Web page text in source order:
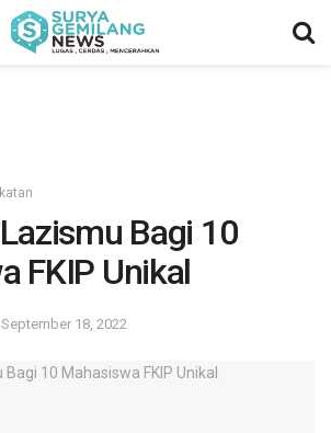
Bagi 10
FKIP Unikal
September 18, 2022